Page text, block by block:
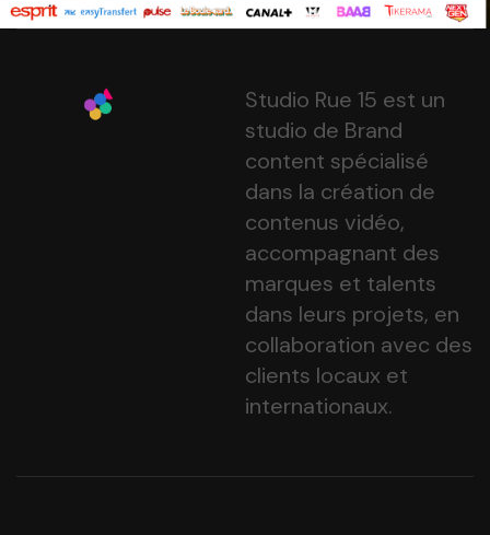
Studio Rue 15 est un
studio de Brand
content spécialisé
dans la création de
contenus vidéo,
accompagnant des
marques et talents
dans leurs projets, en
collaboration avec des
clients locaux et
internationaux.